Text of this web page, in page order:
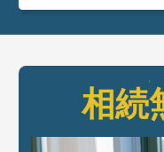
相続